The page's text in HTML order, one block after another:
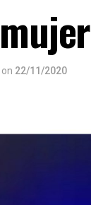
on 22/11/2020